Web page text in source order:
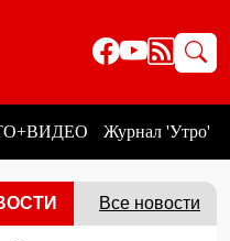
Журнал 'Утро'
Все новости